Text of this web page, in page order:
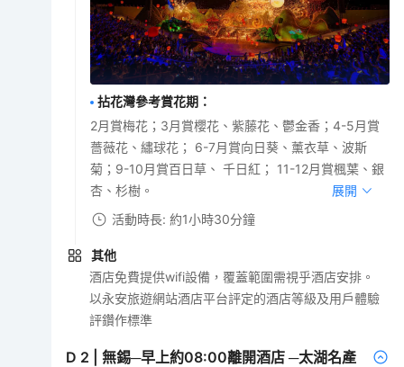
拈花灣參考賞花期 ：
2月賞梅花；3月賞櫻花、紫藤花、鬱金香；4-5月賞
薔薇花、繡球花； 6-7月賞向日葵、薰衣草、波斯
菊；9-10月賞百日草、 千日紅； 11-12月賞楓葉、銀
杏、杉樹。
展開
活動時長: 約1小時30分鐘
其他
酒店免費提供wifi設備，覆蓋範圍需視乎酒店安排。
以永安旅遊網站酒店平台評定的酒店等級及用戶體驗
評鑽作標準
D 2 |無錫─早上約08:00離開酒店 ─太湖名產